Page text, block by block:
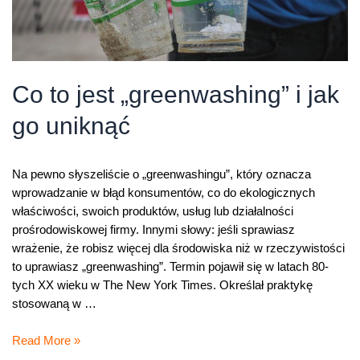
Co to jest „greenwashing” i jak
go uniknąć
Na pewno słyszeliście o „greenwashingu”, który oznacza
wprowadzanie w błąd konsumentów, co do ekologicznych
właściwości, swoich produktów, usług lub działalności
prośrodowiskowej firmy. Innymi słowy: jeśli sprawiasz
wrażenie, że robisz więcej dla środowiska niż w rzeczywistości
to uprawiasz „greenwashing”. Termin pojawił się w latach 80-
tych XX wieku w The New York Times. Określał praktykę
stosowaną w …
Co
Read More »